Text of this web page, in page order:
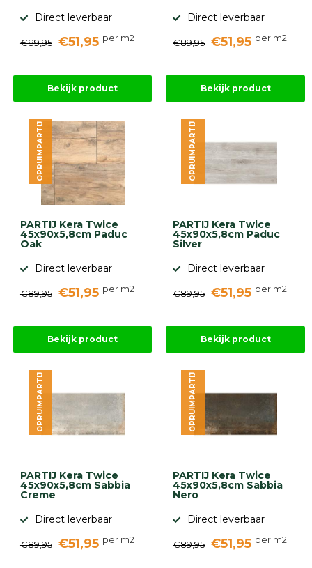
Direct leverbaar
€89,95 €51,95 per m2
Bekijk product
Direct leverbaar
€89,95 €51,95 per m2
Bekijk product
PARTIJ Kera Twice
45x90x5,8cm Paduc
Oak
Direct leverbaar
€89,95 €51,95 per m2
OPRUIMPARTIJ
Bekijk product
PARTIJ Kera Twice
45x90x5,8cm Paduc
Silver
Direct leverbaar
€89,95 €51,95 per m2
OPRUIMPARTIJ
Bekijk product
PARTIJ Kera Twice
45x90x5,8cm Sabbia
Creme
Direct leverbaar
€89,95 €51,95 per m2
OPRUIMPARTIJ
PARTIJ Kera Twice
45x90x5,8cm Sabbia
Nero
Direct leverbaar
€89,95 €51,95 per m2
OPRUIMPARTIJ